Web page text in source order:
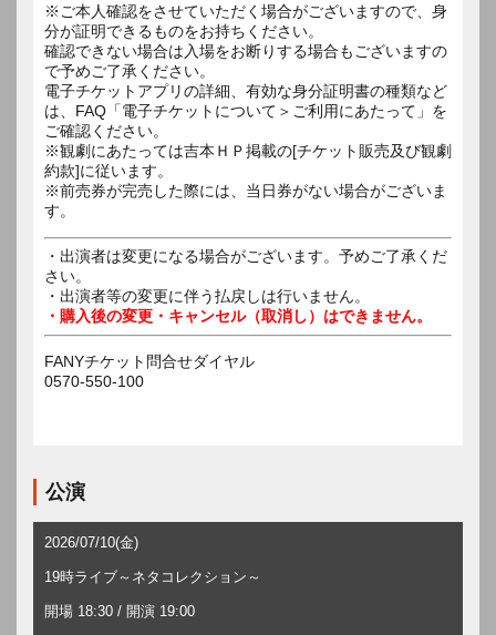
※ご本人確認をさせていただく場合がございますので、身
分が証明できるものをお持ちください。
確認できない場合は入場をお断りする場合もございますの
で予めご了承ください。
電子チケットアプリの詳細、有効な身分証明書の種類など
は、FAQ「電子チケットについて＞ご利用にあたって」を
ご確認ください。
※観劇にあたっては吉本ＨＰ掲載の[チケット販売及び観劇
約款]に従います。
※前売券が完売した際には、当日券がない場合がございま
す。
・出演者は変更になる場合がございます。予めご了承くだ
さい。
・出演者等の変更に伴う払戻しは行いません。
・購入後の変更・キャンセル（取消し）はできません。
FANYチケット問合せダイヤル
0570-550-100
公演
2026/07/10(金)
19時ライブ～ネタコレクション～
開場 18:30 / 開演 19:00